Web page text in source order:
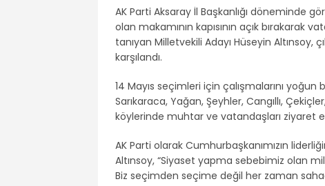
AK Parti Aksaray İl Başkanlığı döneminde
olan makamının kapısının açık bırakarak
tanıyan Milletvekili Adayı Hüseyin Altınsoy,
karşılandı.
14 Mayıs seçimleri için çalışmalarını
Sarıkaraca, Yağan, Şeyhler, Cangıllı,
köylerinde muhtar ve vatandaşları ziyaret
AK Parti olarak Cumhurbaşkanımızın
Altınsoy, “Siyaset yapma sebebimiz olan
Biz seçimden seçime değil her zaman